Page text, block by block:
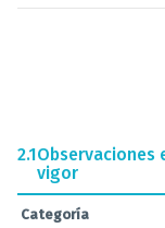
2.1Observaciones
vigor
Categoría